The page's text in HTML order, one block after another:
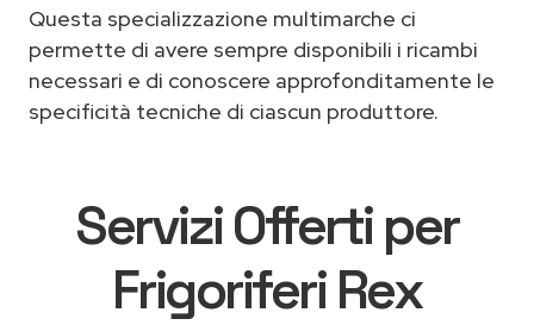
Questa specializzazione multimarche ci
permette di avere sempre disponibili i ricambi
necessari e di conoscere approfonditamente le
specificità tecniche di ciascun produttore.
Servizi Offerti per
Frigoriferi Rex